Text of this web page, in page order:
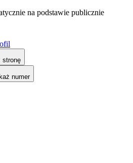
na podstawie publicznie
stronę
numer